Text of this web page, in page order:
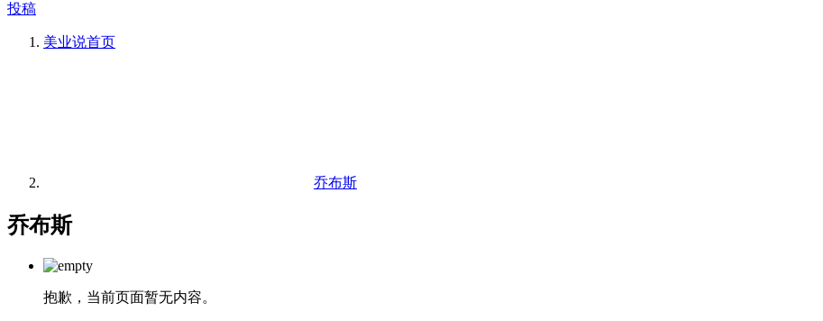
投稿
美业说首页
乔布斯
乔布斯
抱歉，当前页面暂无内容。